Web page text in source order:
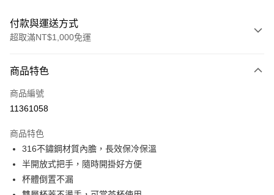
付款與運送方式
超取滿NT$1,000免運
信用卡一次付款
信用卡分期付款
合作金庫商業銀行
華南商業銀行
彰化商業銀行
上海商業儲蓄銀行
國泰世華商業銀行
臺灣中小企業銀行
6 期 0 利率 每期
華南商業銀行
上海商業儲蓄銀行
超商取貨付款
LINE Pay
商品特色
商品編號
11361058
商品特色
316不鏽鋼材質內膽，長效保冷保溫
半開放式把手，隨時開掛好方便
杯體倒置不漏